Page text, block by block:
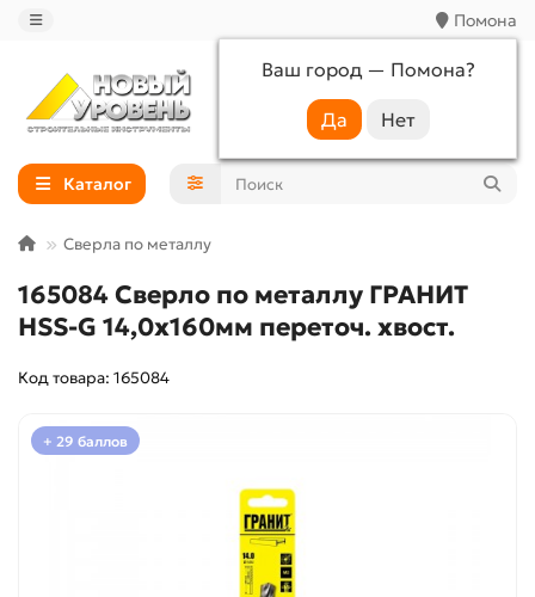
Помона
Ваш город — Помона?
+7 (988) 233-44-52
Каталог
Сверла по металлу
165084 Сверло по металлу ГРАНИТ
HSS-G 14,0х160мм переточ. хвост.
Код товара: 165084
+ 29 баллов